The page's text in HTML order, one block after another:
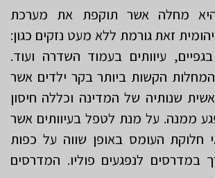
מחלה אשר תוקפת את מערכת
זאת גורמת ללא מעט נזקים כגון:
עיוותים בעמוד השדרה ועוד.
הקשות ביותר בקר ילדים אשר
שנותיה של המדינה וכללה חיסון
ממנה. על מנת לטפל בעיוותים אשר
חלוקת העומס באופן שווה על כפות
במדרסים לנפגעים פוליו. המדרסים